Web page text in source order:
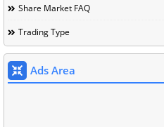
Share Market FAQ
Trading Type
Ads Area